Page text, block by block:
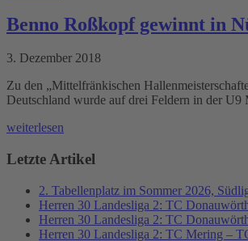
Benno Roßkopf gewinnt in
3. Dezember 2018
Zu den „Mittelfränkischen
Deutschland wurde auf drei Feldern in der
weiterlesen
Letzte Artikel
2. Tabellenplatz im Sommer 2026,
Herren 30 Landesliga 2: TC
Herren 30 Landesliga 2: TC
Herren 30 Landesliga 2: TC Mering –